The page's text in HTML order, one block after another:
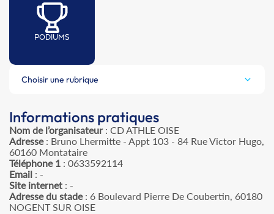
PODIUMS
Choisir une rubrique
Informations pratiques
Nom de l’organisateur: CD ATHLE OISE
Adresse: Bruno Lhermitte - Appt 103 - 84 Rue Victor Hugo,
60160 Montataire
Téléphone 1 : 0633592114
Email : -
Site internet : -
Adresse du stade: 6 Boulevard Pierre De Coubertin, 60180
NOGENT SUR OISE